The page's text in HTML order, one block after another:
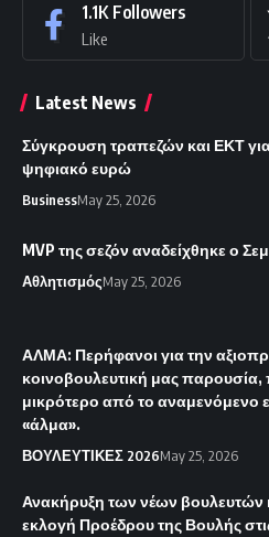
1.1K Followers
Like
Latest News
Σύγκρουση τραπεζών και ΕΚΤ
ψηφιακό ευρώ
BusinessMay 25, 2026
MVP της σεζόν αναδείχθηκε ο
ΑθλητισμόςMay 25, 2026
ΑΛΜΑ: Περήφανοι για την
κοινοβουλευτική μας παρουσία,
μικρότερο από το αναμενόμενο
«άλμα».
ΒΟΥΛΕΥΤΙΚΕΣ 2026May 25, 2026
Ανακήρυξη των νέων βουλευτών
εκλογή Προέδρου της Βουλής